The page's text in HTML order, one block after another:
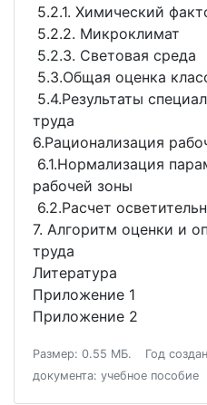
5.2.1. Химический
5.2.2. Микроклимат
5.2.3. Световая среда
5.3.Общая оценка
5.4.Результаты
труда
6.Рационализация
6.1.Нормализация
рабочей зоны
6.2.Расчет
7. Алгоритм оценки и
труда
Литература
Приложение 1
Приложение 2
Размер: 0.55 МБ. Год
документа: учебное пособие